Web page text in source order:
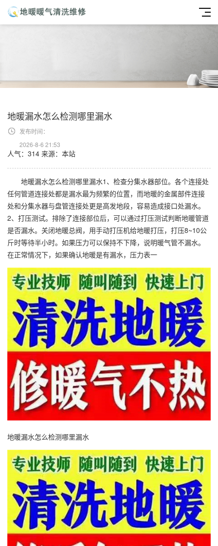
地暖漏水怎么检测哪里漏水
发布时间：
2026-8-6 21:53
人气：314 来源：本站
地暖漏水怎么检测哪里漏水1、检查分集水器部位。各个连接处
任何管道连接处都是漏水最为频繁的位置，而地暖的金属部件连接
处和分集水器与盘管连接处更是高发地段，容易造成接口处漏水。
2、打压测试。排除了连接部位后，可以通过打压测试判断地暖管道
是否漏水。关闭地暖总阀，用手动打压机给地暖打压，打压8~10公
斤时等待半小时。如果压力可以保持不下降，说明暖气管不漏水。
在正常情况下，如果确认地暖是有漏水，压力表一
地暖漏水怎么检测哪里漏水